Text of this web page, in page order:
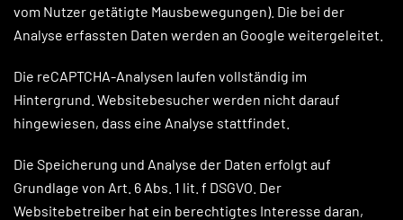
vom Nutzer getätigte Mausbewegungen). Die bei der
Analyse erfassten Daten werden an Google weitergeleitet.
Die reCAPTCHA-Analysen laufen vollständig im
Hintergrund. Websitebesucher werden nicht darauf
hingewiesen, dass eine Analyse stattfindet.
Die Speicherung und Analyse der Daten erfolgt auf
Grundlage von Art. 6 Abs. 1 lit. f DSGVO. Der
Websitebetreiber hat ein berechtigtes Interesse daran,